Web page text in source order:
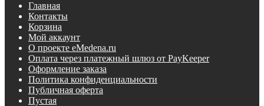
Главная
Контакты
Корзина
Мой аккаунт
О проекте eMedena.ru
Оплата через платежный шлюз от PayKeeper
Оформление заказа
Политика конфиденциальности
Публичная оферта
Пустая